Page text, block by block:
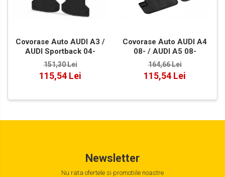
Covorase Auto AUDI A3 /
AUDI Sportback 04-
151,30 Lei
115,54 Lei
Covorase Auto AUDI A4
08- / AUDI A5 08-
164,66 Lei
115,54 Lei
Newsletter
Nu rata ofertele si promotiile noastre